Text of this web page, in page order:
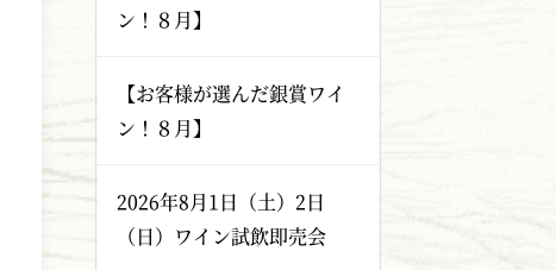
ン！８月】
【お客様が選んだ銀賞ワイ
ン！８月】
2026年8月1日（土）2日
（日）ワイン試飲即売会